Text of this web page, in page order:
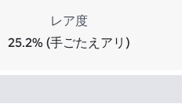
レア度
25.2% (手ごたえアリ)